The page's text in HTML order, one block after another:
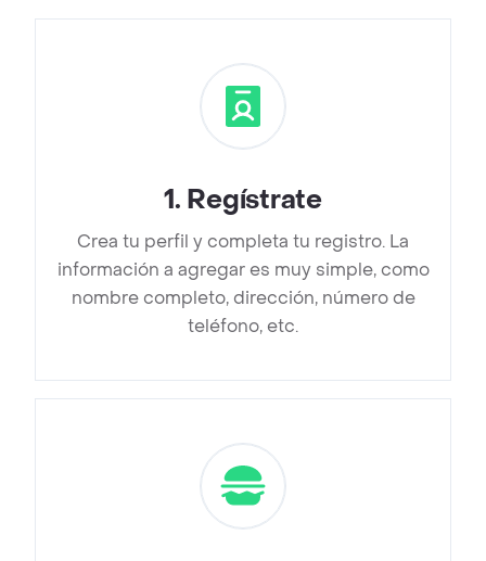
1. Regístrate
Crea tu perfil y completa tu registro. La
información a agregar es muy simple, como
nombre completo, dirección, número de
teléfono, etc.